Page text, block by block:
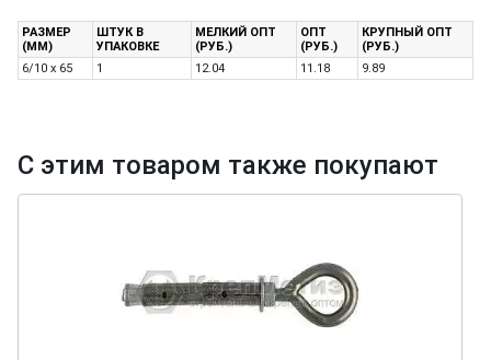
РАЗМЕР
(ММ)
ШТУК В
УПАКОВКЕ
МЕЛКИЙ ОПТ
(РУБ.)
ОПТ
(РУБ.)
КРУПНЫЙ ОПТ
(РУБ.)
6/10 x 65
1 12.04 11.18 9.89
С этим товаром также покупают